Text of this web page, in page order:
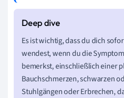
Es ist wichtig, dass du dich
wendest, wenn du die
bemerkst, einschließlich einer
Bauchschmerzen, schwarzen
Stuhlgängen oder Erbrechen,